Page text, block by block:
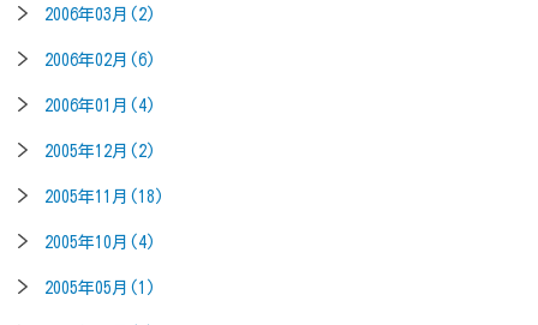
2006年03月(2)
2006年02月(6)
2006年01月(4)
2005年12月(2)
2005年11月(18)
2005年10月(4)
2005年05月(1)